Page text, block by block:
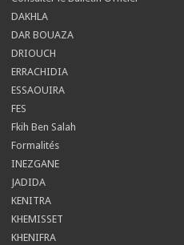
DAKHLA
DAR BOUAZA
DRIOUCH
ERRACHIDIA
ESSAOUIRA
FES
Fkih Ben Salah
Formalités
INEZGANE
JADIDA
KENITRA
KHEMISSET
KHENIFRA